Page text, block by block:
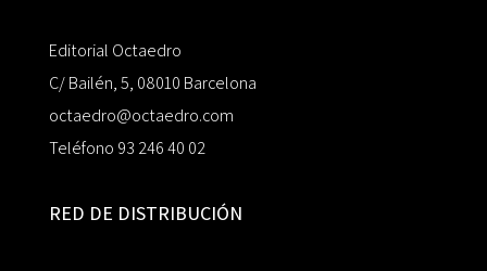
Editorial Octaedro
C/ Bailén, 5, 08010 Barcelona
octaedro@octaedro.com
Teléfono 93 246 40 02
RED DE DISTRIBUCIÓN